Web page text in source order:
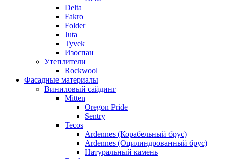
Delta
Fakro
Folder
Juta
Tyvek
Изоспан
Утеплители
Rockwool
Фасадные материалы
Виниловый сайдинг
Mitten
Oregon Pride
Sentry
Tecos
Ardennes (Корабельный брус)
Ardennes (Оцилиндрованный брус)
Натуральный камень